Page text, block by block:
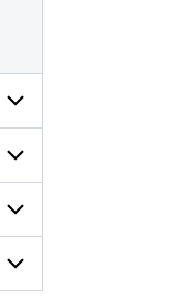
Undersidor
för
Radar
och
Undersidor
för
Väder
till
Undersidor
för